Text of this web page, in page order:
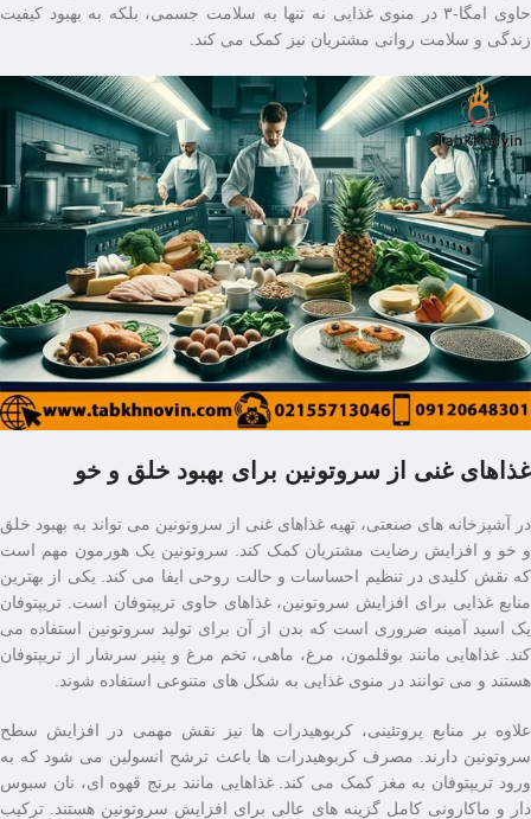
حاوی امگا-۳ در منوی غذایی نه تنها به سلامت جسمی، بلکه به بهبود کیفیت
زندگی و سلامت روانی مشتریان نیز کمک می ‌کند.
غذاهای غنی از سروتونین برای بهبود خلق و خو
در آشپزخانه‌ های صنعتی، تهیه غذاهای غنی از سروتونین می‌ تواند به بهبود خلق
و خو و افزایش رضایت مشتریان کمک کند. سروتونین یک هورمون مهم است
که نقش کلیدی در تنظیم احساسات و حالت روحی ایفا می‌ کند. یکی از بهترین
منابع غذایی برای افزایش سروتونین، غذاهای حاوی تریپتوفان است. تریپتوفان
یک اسید آمینه ضروری است که بدن از آن برای تولید سروتونین استفاده می
‌کند. غذاهایی مانند بوقلمون، مرغ، ماهی، تخم‌ مرغ و پنیر سرشار از تریپتوفان
هستند و می ‌توانند در منوی غذایی به شکل‌ های متنوعی استفاده شوند.
علاوه بر منابع پروتئینی، کربوهیدرات ‌ها نیز نقش مهمی در افزایش سطح
سروتونین دارند. مصرف کربوهیدرات ‌ها باعث ترشح انسولین می ‌شود که به
ورود تریپتوفان به مغز کمک می ‌کند. غذاهایی مانند برنج قهوه ‌ای، نان سبوس‌
دار و ماکارونی کامل گزینه‌ های عالی برای افزایش سروتونین هستند. ترکیب